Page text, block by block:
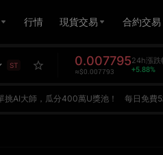
行情 現貨交易 合約交易
ST 0.007795
≈$0.007793
24h漲跌
+5.88%
挑AI大師，瓜分400萬U獎池！
每日免費5場AI對戰，用真實收益率與AI一決高下。贏了拿積分沖日榜、